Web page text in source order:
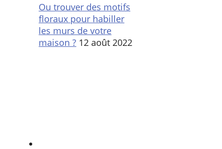
Ou trouver des motifs
floraux pour habiller
les murs de votre
maison ? 12 août 2022